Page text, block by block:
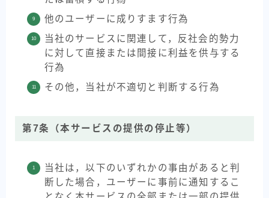
他のユーザーに成りすます行為
当社のサービスに関連して，反社会的勢力
に対して直接または間接に利益を供与する
行為
その他，当社が不適切と判断する行為
第7条（本サービスの提供の停止等）
当社は，以下のいずれかの事由があると判
断した場合，ユーザーに事前に通知するこ